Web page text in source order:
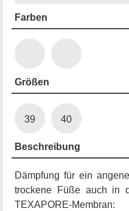
Farben
Größen
39 40
Beschreibung
Dämpfung für ein
trockene Füße auch in
TEXAPORE-